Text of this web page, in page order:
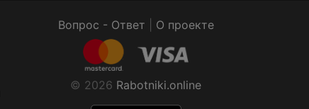
Вопрос - Ответ О проекте
© 2026 Rabotniki.online